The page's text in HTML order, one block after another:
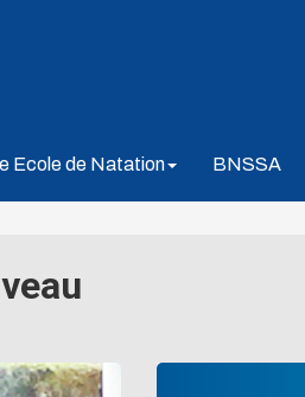
Ecole de Natation BNSSA